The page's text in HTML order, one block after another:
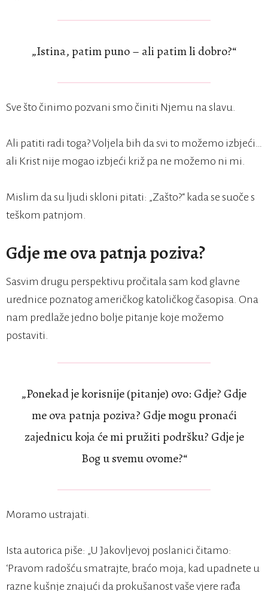
„Istina, patim puno – ali patim li dobro?“
Sve što činimo pozvani smo činiti Njemu na slavu.
Ali patiti radi toga? Voljela bih da svi to možemo izbjeći…
ali Krist nije mogao izbjeći križ pa ne možemo ni mi.
Mislim da su ljudi skloni pitati: „Zašto?“ kada se suoče s
teškom patnjom.
Gdje me ova patnja poziva?
Sasvim drugu perspektivu pročitala sam kod glavne
urednice poznatog američkog katoličkog časopisa. Ona
nam predlaže jedno bolje pitanje koje možemo
postaviti.
„Ponekad je korisnije (pitanje) ovo: Gdje? Gdje
me ova patnja poziva? Gdje mogu pronaći
zajednicu koja će mi pružiti podršku? Gdje je
Bog u svemu ovome?“
Moramo ustrajati.
Ista autorica piše: „U Jakovljevoj poslanici čitamo:
‘Pravom radošću smatrajte, braćo moja, kad upadnete u
razne kušnje znajući da prokušanost vaše vjere rađa